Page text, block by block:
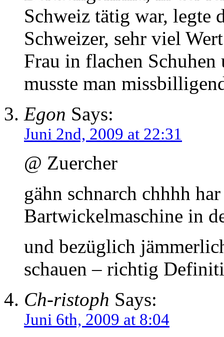
Schweiz tätig war, legte
Schweizer, sehr viel
Frau in flachen
musste man
Egon Says:
Juni 2nd, 2009 at 22:31
@ Zuercher
gähn schnarch chhhh
Bartwickelmaschine in
und bezüglich
schauen – richtig
Ch-ristoph Says:
Juni 6th, 2009 at 8:04